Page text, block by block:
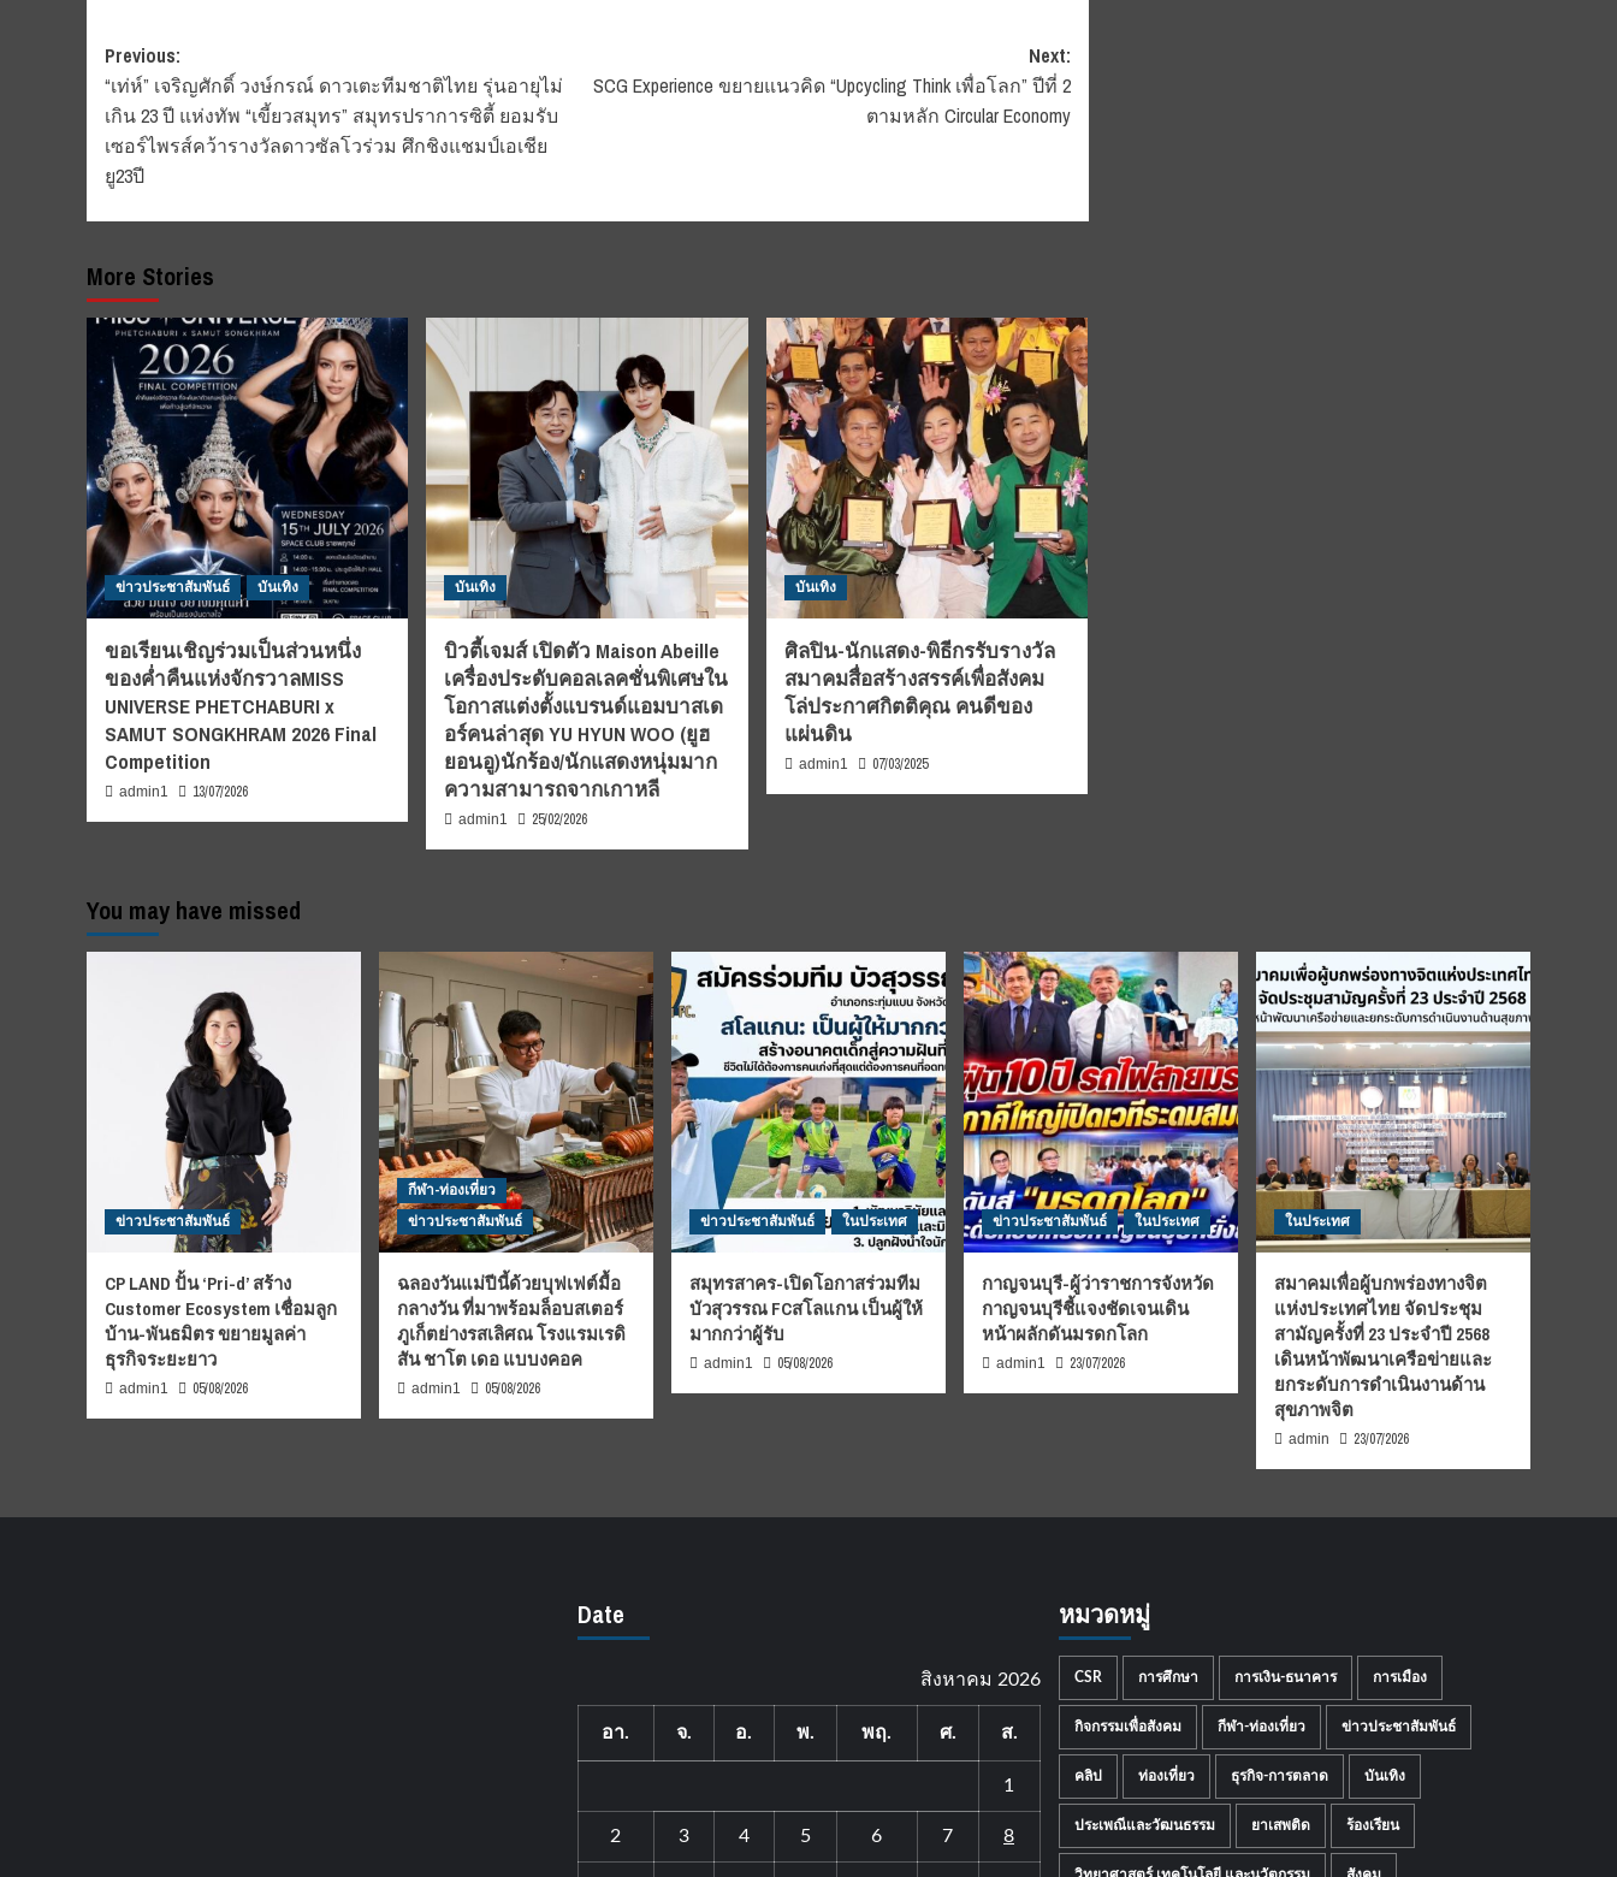
Post
navigation
Previous:
“เท่ห์” เจริญศักดิ์ วงษ์กรณ์ ดาวเตะทีมชาติไทย รุ่นอายุไม่
เกิน 23 ปี แห่งทัพ “เขี้ยวสมุทร” สมุทรปราการซิตี้ ยอมรับ
เซอร์ไพรส์คว้ารางวัลดาวซัลโวร่วม ศึกชิงแชมป์เอเชีย
ยู23ปี
Next:
SCG Experience ขยายแนวคิด “Upcycling Think เพื่อโลก” ปีที่ 2
ตามหลัก Circular Economy
More Stories
ข่าวประชาสัมพันธ์ บันเทิง
ขอเรียนเชิญร่วมเป็นส่วนหนึ่ง
ของค่ำคืนแห่งจักรวาลMISS
UNIVERSE PHETCHABURI x
SAMUT SONGKHRAM 2026 Final
Competition
admin1 13/07/2026
บันเทิง
บิวตี้เจมส์ เปิดตัว Maison Abeille
เครื่องประดับคอลเลคชั่นพิเศษใน
โอกาสแต่งตั้งแบรนด์แอมบาสเด
อร์คนล่าสุด YU HYUN WOO (ยูฮ
ยอนอู)นักร้อง/นักแสดงหนุ่มมาก
ความสามารถจากเกาหลี
admin1 25/02/2026
บันเทิง
ศิลปิน-นักแสดง-พิธีกรรับรางวัล
สมาคมสื่อสร้างสรรค์เพื่อสังคม
โล่ประกาศกิตติคุณ คนดีของ
แผ่นดิน
admin1 07/03/2025
You may have missed
ข่าวประชาสัมพันธ์
CP LAND ปั้น ‘Pri-d’ สร้าง
Customer Ecosystem เชื่อมลูก
บ้าน-พันธมิตร ขยายมูลค่า
ธุรกิจระยะยาว
admin1 05/08/2026
กีฬา-ท่องเที่ยว
ข่าวประชาสัมพันธ์
ฉลองวันแม่ปีนี้ด้วยบุฟเฟต์มื้อ
กลางวัน ที่มาพร้อมล็อบสเตอร์
ภูเก็ตย่างรสเลิศณ โรงแรมเรดิ
สัน ชาโต เดอ แบบงคอค
admin1 05/08/2026
ข่าวประชาสัมพันธ์ ในประเทศ
สมุทรสาคร-เปิดโอกาสร่วมทีม
บัวสุวรรณ FCสโลแกน เป็นผู้ให้
มากกว่าผู้รับ
admin1 05/08/2026
ข่าวประชาสัมพันธ์ ในประเทศ
กาญจนบุรี-ผู้ว่าราชการจังหวัด
กาญจนบุรีชี้แจงชัดเจนเดิน
หน้าผลักดันมรดกโลก
admin1 23/07/2026
ในประเทศ
สมาคมเพื่อผู้บกพร่องทางจิต
แห่งประเทศไทย จัดประชุม
สามัญครั้งที่ 23 ประจำปี 2568
เดินหน้าพัฒนาเครือข่ายและ
ยกระดับการดำเนินงานด้าน
สุขภาพจิต
admin 23/07/2026
Date
สิงหาคม 2026
อา. จ. อ. พ. พฤ. ศ. ส.
1
2 3 4 5 6 7 8
หมวดหมู่
CSR การศึกษา การเงิน-ธนาคาร การเมือง
กิจกรรมเพื่อสังคม กีฬา-ท่องเที่ยว ข่าวประชาสัมพันธ์
คลิป ท่องเที่ยว ธุรกิจ-การตลาด บันเทิง
ประเพณีและวัฒนธรรม ยาเสพติด ร้องเรียน